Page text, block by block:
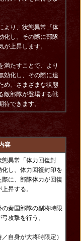
より、状態異常『体
化し、その際に部隊
が上昇します。
満たすことで、より
効化し、その際に追
め、さまざまな状態
敵部隊が登場する戦
待できます。
容
態異常「体力回復封
化し、体力回復封印を
際に、部隊体力が回復
昇する。
の秦国部隊の副将時限
攻撃を行う。
／自身が大将時限定）